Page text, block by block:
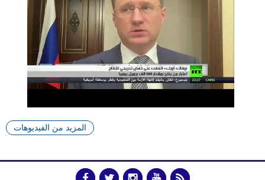
المزيد من الفيديوهات